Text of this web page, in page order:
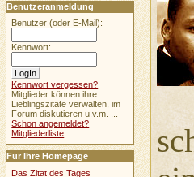
Benutzeranmeldung
Benutzer (oder E-Mail):
Kennwort:
Kennwort vergessen?
Mitglieder können ihre
Lieblingszitate verwalten, im
Forum diskutieren u.v.m. ...
Schon angemeldet?
Mitgliederliste
Für Ihre Homepage
Das Zitat des Tages